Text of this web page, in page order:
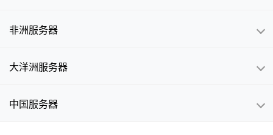
非洲服务器
大洋洲服务器
中国服务器